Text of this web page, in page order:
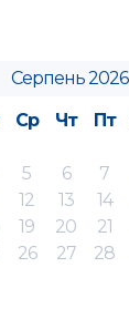
Серпень 2026
Ср Чт Пт
5 6 7
12 13 14
19 20 21
26 27 28